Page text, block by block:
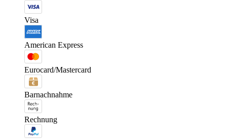
Visa
American Express
Eurocard/Mastercard
Barnachnahme
Rechnung